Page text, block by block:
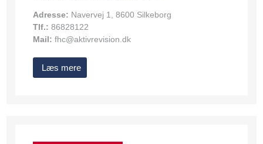
Adresse: Navervej 1, 8600 Silkeborg
Tlf.: 86828122
Mail: fhc@aktivrevision.dk
Læs mere